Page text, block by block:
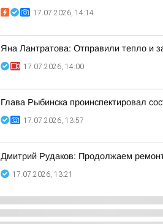
17.07.2026, 14:14
Яна Лантратова: Отправили тепло и
17.07.2026, 14:00
Глава Рыбинска проинспектировал
17.07.2026, 13:57
Дмитрий Рудаков: Продолжаем
17.07.2026, 13:21